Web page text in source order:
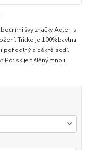
švy značky Adler, s
Tričko je 100%bavlna
pohodlný a pěkně sedí.
Potisk je tištěný mnou,